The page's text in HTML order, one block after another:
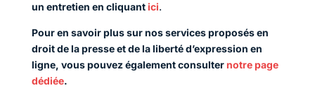
un entretien en cliquantici.
Pour en savoir plus sur nos services proposés en
droit de la presse et de la liberté d’expression en
ligne, vous pouvez également consulternotre page
dédiée.